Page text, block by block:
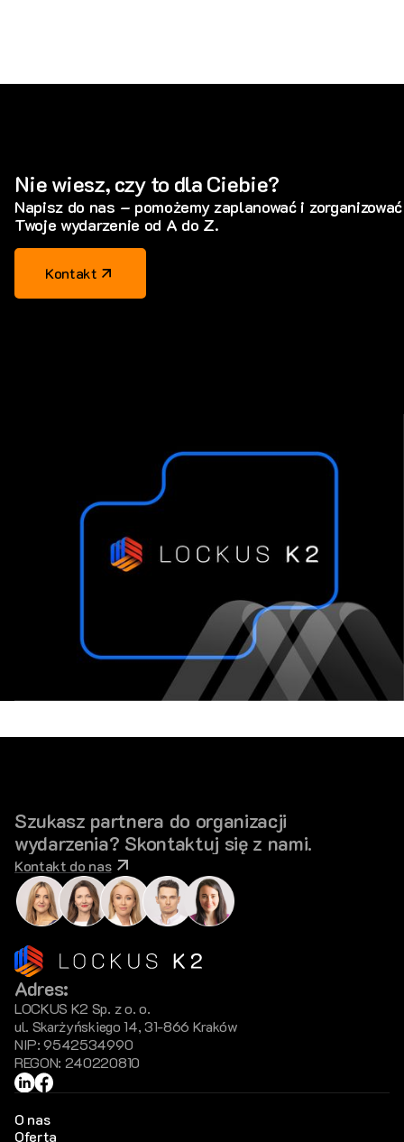
Nie wiesz, czy to dla Ciebie?
Napisz do nas – pomożemy zaplanować i zorganizować
Twoje wydarzenie od A do Z.
Kontakt
Adres:
LOCKUS K2 Sp. z o. o.
ul. Skarżyńskiego 14, 31-866 Kraków
NIP: 9542534990
REGON: 240220810
Szukasz partnera do organizacji
wydarzenia? Skontaktuj się z nami.
Kontakt do nas
O nas
Oferta